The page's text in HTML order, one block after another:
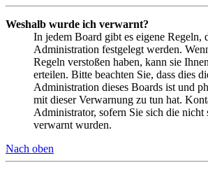
Weshalb wurde ich verwarnt?
In jedem Board gibt es eigene Regeln,
Administration festgelegt werden.
Regeln verstoßen haben, kann sie
erteilen. Bitte beachten Sie, dass dies
Administration dieses Boards ist und
mit dieser Verwarnung zu tun hat.
Administrator, sofern Sie sich die nicht
verwarnt wurden.
Nach oben